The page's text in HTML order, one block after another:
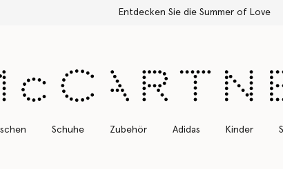
Kostenloser Expressversand für alle
Schuhe Zubehör Adidas Kinder